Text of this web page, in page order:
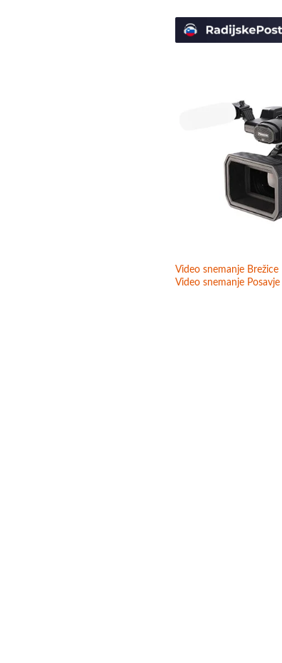
Video snemanje Brežice
Video snemanje Posavje